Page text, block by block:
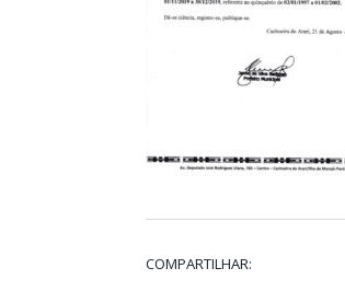
COMPARTILHAR: